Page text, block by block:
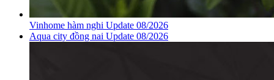
Vinhome hàm nghi Update 08/2026
Aqua city đồng nai Update 08/2026